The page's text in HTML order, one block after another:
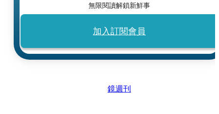
無限閱讀解鎖新鮮事
加入訂閱會員
鏡週刊